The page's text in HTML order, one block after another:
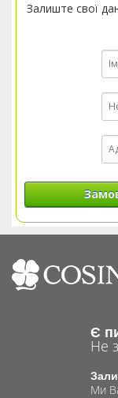
Залиште свої
Є
Не
Ми